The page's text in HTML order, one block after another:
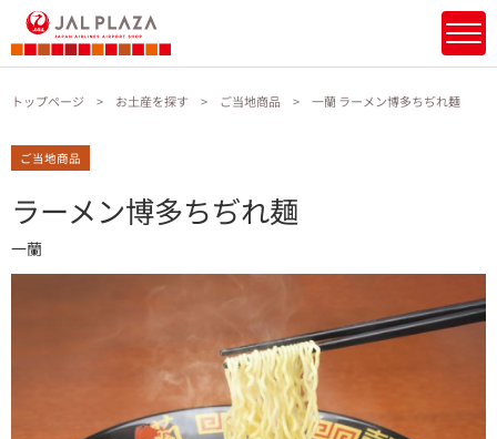
トップページ お土産を探す ご当地商品 一蘭 ラーメン博多ちぢれ麺
ご当地商品
ラーメン博多ちぢれ麺
一蘭